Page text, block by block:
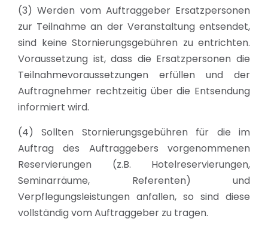
(3) Werden vom Auftraggeber Ersatzpersonen
zur Teilnahme an der Veranstaltung entsendet,
sind keine Stornierungsgebühren zu entrichten.
Voraussetzung ist, dass die Ersatzpersonen die
Teilnahmevoraussetzungen erfüllen und der
Auftragnehmer rechtzeitig über die Entsendung
informiert wird.
(4) Sollten Stornierungsgebühren für die im
Auftrag des Auftraggebers vorgenommenen
Reservierungen (z.B. Hotelreservierungen,
Seminarräume, Referenten) und
Verpflegungsleistungen anfallen, so sind diese
vollständig vom Auftraggeber zu tragen.